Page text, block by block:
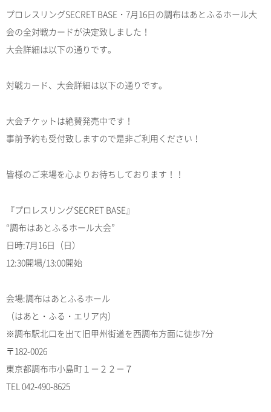
プロレスリングSECRET BASE・7月16日の調布はあとふるホール大
会の全対戦カードが決定致しました！
大会詳細は以下の通りです。
対戦カード、大会詳細は以下の通りです。
大会チケットは絶賛発売中です！
事前予約も受付致しますので是非ご利用ください！
皆様のご来場を心よりお待ちしております！！
『プロレスリングSECRET BASE』
“調布はあとふるホール大会”
日時:7月16日（日）
12:30開場/13:00開始
会場:調布はあとふるホール
（はあと・ふる・エリア内）
※調布駅北口を出て旧甲州街道を西調布方面に徒歩7分
〒182-0026
東京都調布市小島町１－２２－７
TEL 042-490-8625